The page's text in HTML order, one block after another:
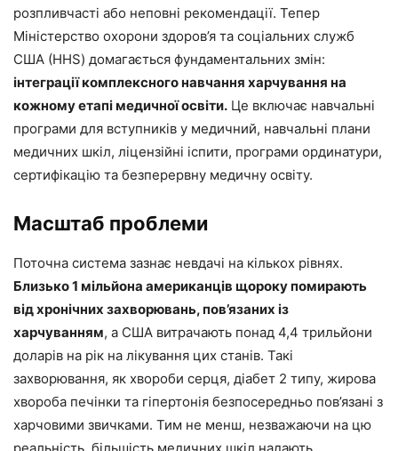
розпливчасті або неповні рекомендації. Тепер
Міністерство охорони здоров’я та соціальних служб
США (HHS) домагається фундаментальних змін:
інтеграції комплексного навчання харчування на
кожному етапі медичної освіти. Це включає навчальні
програми для вступників у медичний, навчальні плани
медичних шкіл, ліцензійні іспити, програми ординатури,
сертифікацію та безперервну медичну освіту.
Масштаб проблеми
Поточна система зазнає невдачі на кількох рівнях.
Близько 1 мільйона американців щороку помирають
від хронічних захворювань, пов’язаних із
харчуванням, а США витрачають понад 4,4 трильйони
доларів на рік на лікування цих станів. Такі
захворювання, як хвороби серця, діабет 2 типу, жирова
хвороба печінки та гіпертонія безпосередньо пов’язані з
харчовими звичками. Тим не менш, незважаючи на цю